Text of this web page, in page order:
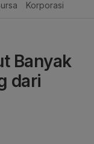
Korporasi
Banyak
dari